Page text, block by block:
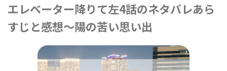
エレベーター降りて左4話のネタバレあら
すじと感想～陽の苦い思い出